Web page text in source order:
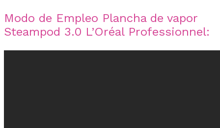
Modo de Empleo Plancha de vapor
Steampod 3.0 L’Oréal Professionnel: